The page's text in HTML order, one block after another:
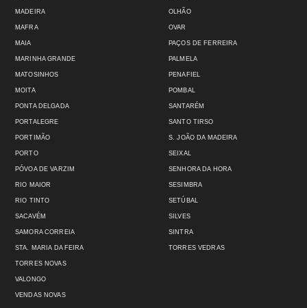
MADEIRA
MAFRA
MAIA
MARINHA GRANDE
MATOSINHOS
MOITA
OLHÃO
OVAR
PAÇOS DE FERREIRA
PALMELA
PENAFIEL
POMBAL
PONTA DELGADA
PORTALEGRE
PORTIMÃO
PORTO
PÓVOA DE VARZIM
RIO MAIOR
RIO TINTO
SACAVÉM
SAMORA CORREIA
STA. MARIA DA FEIRA
SANTARÉM
SANTO TIRSO
S. JOÃO DA MADEIRA
SEIXAL
SENHORA DA HORA
SESIMBRA
SETÚBAL
SILVES
SINTRA
TORRES VEDRAS
TORRES NOVAS
VALONGO
VENDAS NOVAS